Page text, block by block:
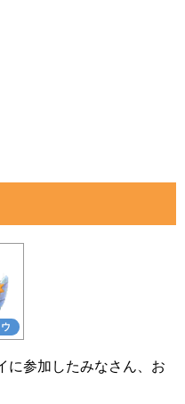
に参加したみなさん、お